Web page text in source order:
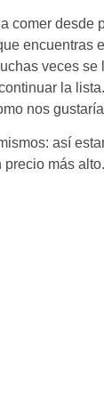
comer
veces
la
nos
así
más